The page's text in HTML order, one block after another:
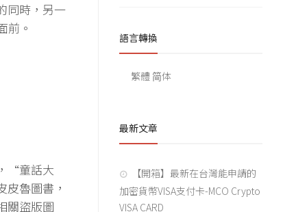
同時，另一
前。
“童話大
魯圖書，
關盜版圖
語言轉換
繁體 简体
最新文章
【開箱】最新在台灣能申請的
加密貨幣VISA支付卡-MCO Crypto
VISA CARD